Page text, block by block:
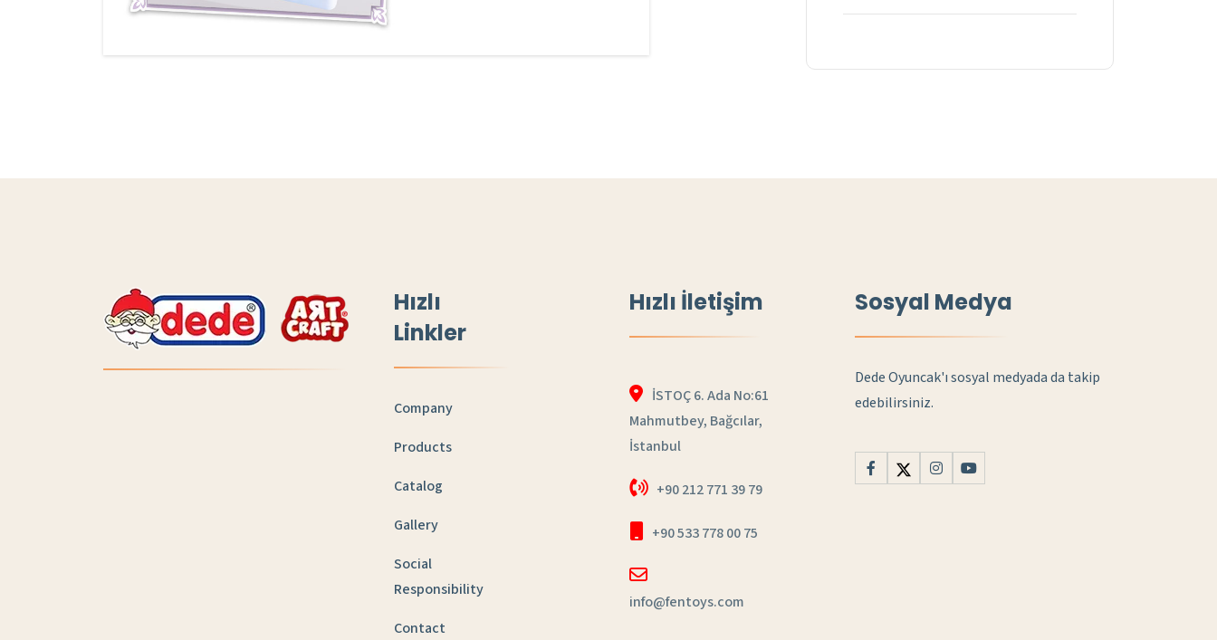
Hızlı
Linkler
Company
Products
Catalog
Gallery
Social
Responsibility
Contact
Hızlı İletişim
İSTOÇ 6. Ada No:61
Mahmutbey, Bağcılar,
İstanbul
+90 212 771 39 79
+90 533 778 00 75
info@fentoys.com
Sosyal Medya
Dede Oyuncak'ı sosyal medyada da takip
edebilirsiniz.